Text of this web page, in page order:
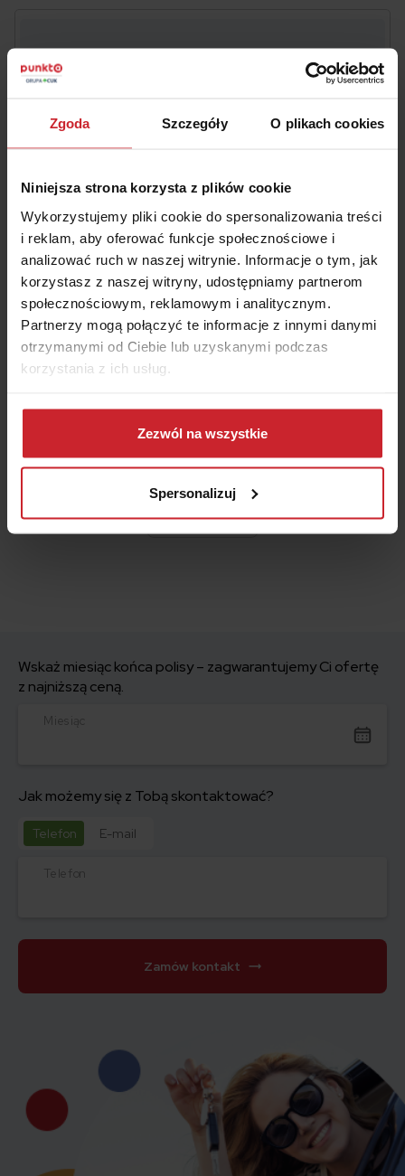
Zgoda Szczegóły O plikach cookies
Niniejsza strona korzysta z plików cookie
Wykorzystujemy pliki cookie do spersonalizowania treści
i reklam, aby oferować funkcje społecznościowe i
analizować ruch w naszej witrynie. Informacje o tym, jak
korzystasz z naszej witryny, udostępniamy partnerom
społecznościowym, reklamowym i analitycznym.
Partnerzy mogą połączyć te informacje z innymi danymi
otrzymanymi od Ciebie lub uzyskanymi podczas
korzystania z ich usług.
Dowiedz się więcej na temat tego, kim jesteśmy, jak
można się z nami skontaktować i w jaki sposób
przetwarzamy dane osobowe w ramachPolityki
Zezwól na wszystkie
Spersonalizuj
– wyceń i kup w 2 minuty
Numer rejestracyjny pojazdu
Akceptuję Regulamin
świadczenia usług drogą
elektroniczną i zawierania umów na odległość oraz
Informacjeo multiagencie i administratorze danych.
OBLICZ SKŁADKĘ OC/AC
Wskaż miesiąc końca polisy – zagwarantujemy Ci ofertę
z najniższą ceną.
Miesiąc
Jak możemy się z Tobą skontaktować?
Telefon E-mail
Telefon
Zamów kontakt